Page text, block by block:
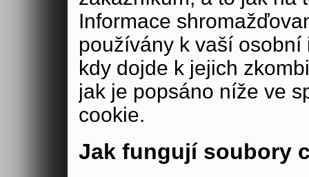
Informace
používány k vaší
kdy dojde k jejich
jak je popsáno níže ve
cookie.
Jak fungují soubory